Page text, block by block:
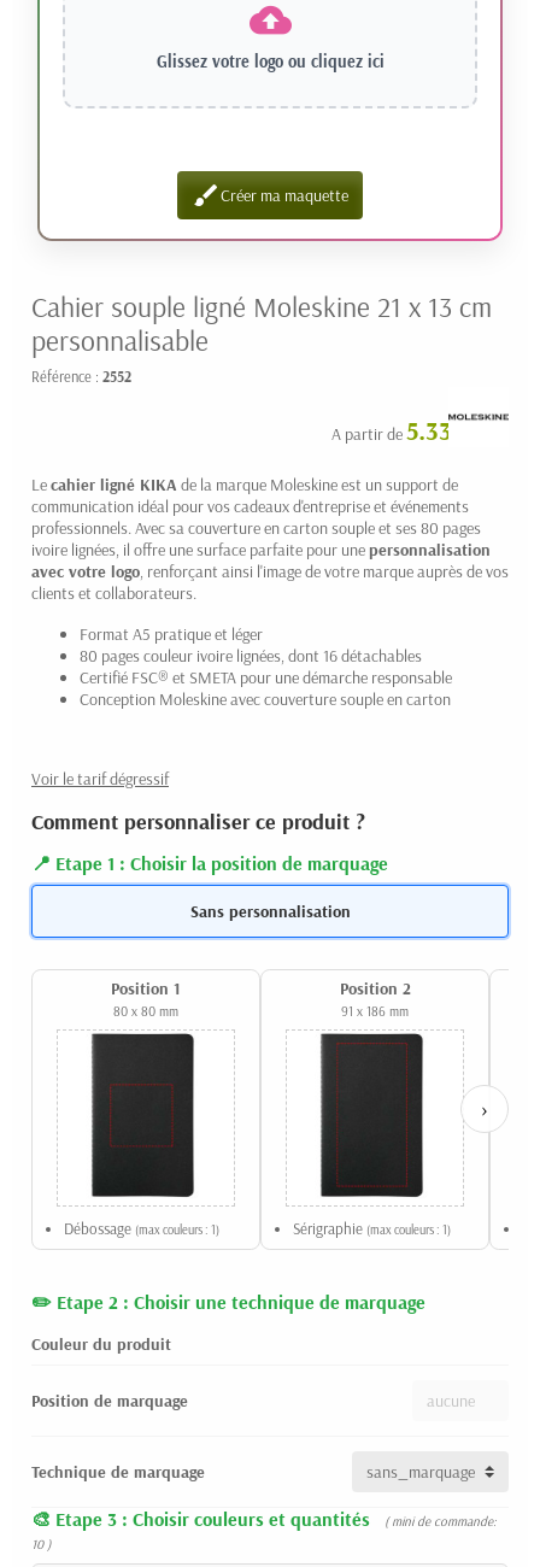
Glissez votre logo ou cliquez ici
brushCréer ma maquette
Cahier souple ligné Moleskine 21 x 13 cm
personnalisable
Référence : 2552
A partir de5.33 € HT
Lecahier ligné KIKA de la marque Moleskine est un support de
communication idéal pour vos cadeaux d'entreprise et événements
professionnels. Avec sa couverture en carton souple et ses 80 pages
ivoire lignées, il offre une surface parfaite pour unepersonnalisation
avec votre logo , renforçant ainsi l'image de votre marque auprès de vos
clients et collaborateurs.
Format A5 pratique et léger
80 pages couleur ivoire lignées, dont 16 détachables
Certifié FSC® et SMETA pour une démarche responsable
Conception Moleskine avec couverture souple en carton
Voir le tarif dégressif
Comment personnaliser ce produit ?
Etape 1 : Choisir la position de marquage
Sans personnalisation
Position 1
80 x 80 mm
Débossage (max couleurs : 1)
Position 2
91 x 186 mm
Sérigraphie (max couleurs : 1)
›
Etape 2 : Choisir une technique de marquage
Couleur du produit
Position de marquage
Technique de marquage
Etape 3 : Choisir couleurs et quantités
( mini de commande:
10 )